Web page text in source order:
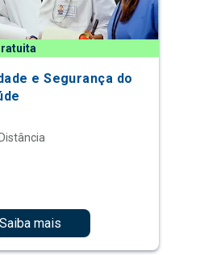
e Segurança do
Saiba mais